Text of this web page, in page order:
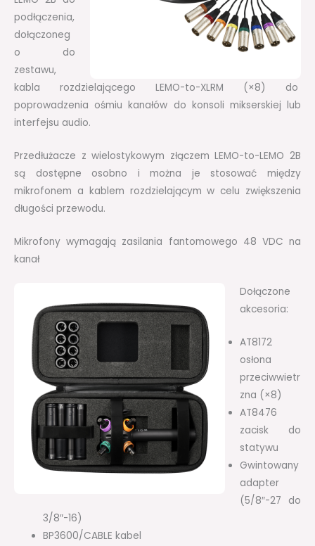
podłączenia,
dołączoneg
o do
zestawu,
kabla rozdzielającego LEMO-to-XLRM (×8) do
poprowadzenia ośmiu kanałów do konsoli mikserskiej lub
interfejsu audio.
Przedłużacze z wielostykowym złączem LEMO-to-LEMO 2B
są dostępne osobno i można je stosować między
mikrofonem a kablem rozdzielającym w celu zwiększenia
długości przewodu.
Mikrofony wymagają zasilania fantomowego 48 VDC na
kanał
Dołączone
akcesoria:
AT8172
osłona
przeciwwietr
zna (×8)
AT8476
zacisk do
statywu
Gwintowany
adapter
(5/8″-27 do
3/8″-16)
BP3600/CABLE kabel